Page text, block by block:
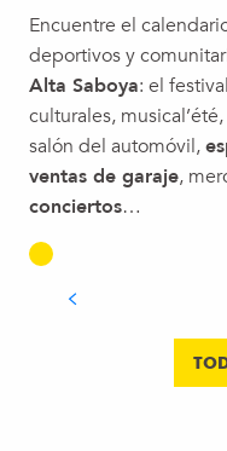
Proxim'été - Ateliers,
Un arbre comme ami
Le paysage dans tous
15ème édition du
Balade au bord des
Chamois et compagnie
Construis ton Salève
Activité : Vis ma vie
Encuentre el
deportivos y
Alta Saboya: el
culturales,
salón del automóvil,
ventas de garaje,
conciertos…